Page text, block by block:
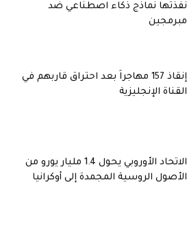
نفذتها نماذج ذكاء اصطناعي ضد
مبرمجين
إنقاذ 157 مهاجراً بعد احتراق قاربهم في
القناة الإنجليزية
الاتحاد الأوروبي يحول 1.4 مليار يورو من
الأصول الروسية المجمدة إلى أوكرانيا